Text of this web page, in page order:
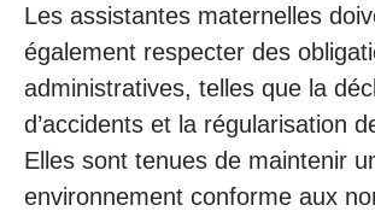
Les assistantes maternelles
également respecter des
administratives, telles que la
d’accidents et la régularisation
Elles sont tenues de maintenir
environnement conforme aux